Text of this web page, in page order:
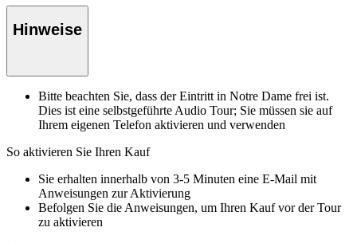
Hinweise
Bitte beachten Sie, dass der Eintritt in Notre Dame frei ist.
Dies ist eine selbstgeführte Audio Tour; Sie müssen sie auf
Ihrem eigenen Telefon aktivieren und verwenden
So aktivieren Sie Ihren Kauf
Sie erhalten innerhalb von 3-5 Minuten eine E-Mail mit
Anweisungen zur Aktivierung
Befolgen Sie die Anweisungen, um Ihren Kauf vor der Tour
zu aktivieren